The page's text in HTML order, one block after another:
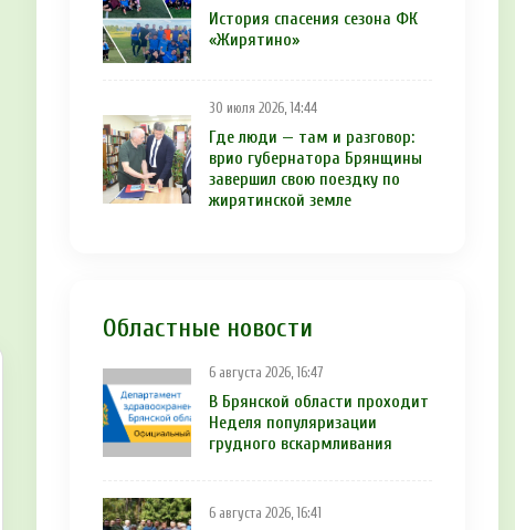
История спасения сезона ФК
«Жирятино»
30 июля 2026, 14:44
Где люди — там и разговор:
врио губернатора Брянщины
завершил свою поездку по
жирятинской земле
Областные новости
6 августа 2026, 16:47
В Брянской области проходит
Неделя популяризации
грудного вскармливания
6 августа 2026, 16:41